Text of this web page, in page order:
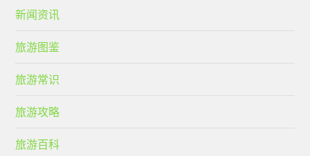
新闻资讯
旅游图鉴
旅游常识
旅游攻略
旅游百科